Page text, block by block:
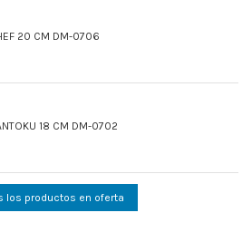
20 CM DM-0706
18 CM DM-0702
los productos en oferta